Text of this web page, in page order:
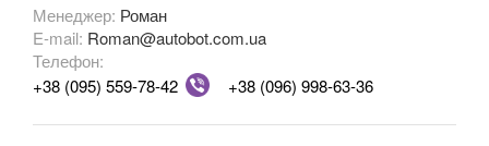
ix55 (EN)
Ioniq
Ioniq 5
Менеджер: Роман
E-mail: Roman@autobot.com.ua
Телефон:
+38 (095) 559-78-42
+38 (096) 998-63-36